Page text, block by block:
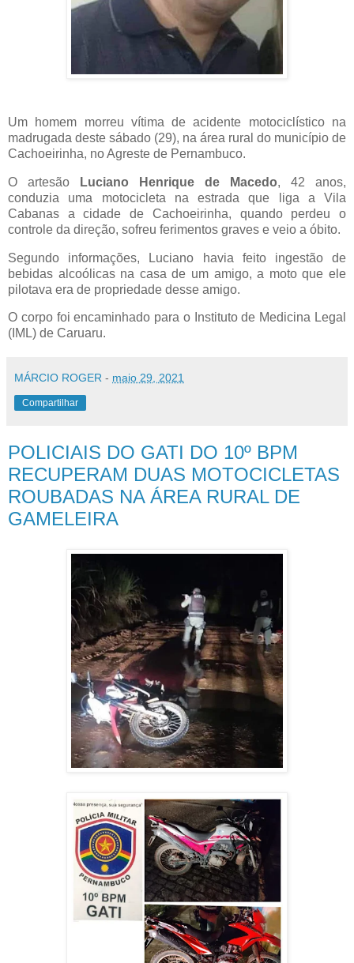
Um homem morreu vítima de acidente motociclístico na
madrugada deste sábado (29), na área rural do município de
Cachoeirinha, no Agreste de Pernambuco.
O artesão Luciano Henrique de Macedo, 42 anos,
conduzia uma motocicleta na estrada que liga a Vila
Cabanas a cidade de Cachoeirinha, quando perdeu o
controle da direção, sofreu ferimentos graves e veio a óbito.
Segundo informações, Luciano havia feito ingestão de
bebidas alcoólicas na casa de um amigo, a moto que ele
pilotava era de propriedade desse amigo.
O corpo foi encaminhado para o Instituto de Medicina Legal
(IML) de Caruaru.
MÁRCIO ROGER - maio 29, 2021
Compartilhar
POLICIAIS DO GATI DO 10º BPM
RECUPERAM DUAS MOTOCICLETAS
ROUBADAS NA ÁREA RURAL DE
GAMELEIRA